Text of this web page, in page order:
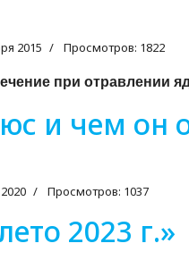
2015 Просмотров: 1822
при
и чем он
Просмотров: 1037
2023 г.»